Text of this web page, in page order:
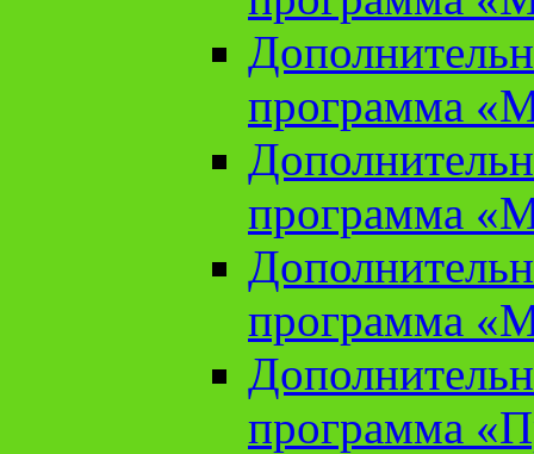
программа
программа
программа
программа